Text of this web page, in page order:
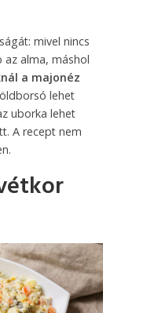
mivel nincs
alma, máshol
a majonéz
lehet
uborka lehet
A recept nem